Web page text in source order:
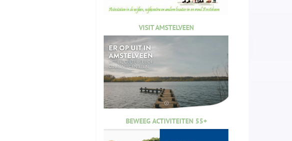
VISIT AMSTELVEEN
BEWEEG ACTIVITEITEN 55+